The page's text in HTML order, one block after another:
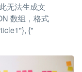
无法生成文
数组，格式
{"